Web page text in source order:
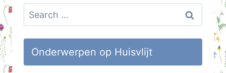
Search
for:
Onderwerpen op Huisvlijt